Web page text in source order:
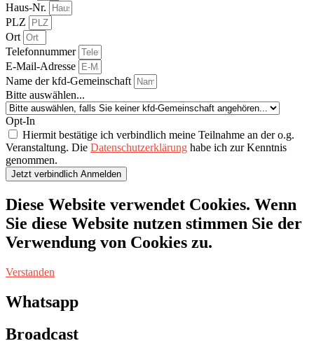
Haus-Nr.
PLZ
Ort
Telefonnummer
E-Mail-Adresse
Name der kfd-Gemeinschaft
Bitte auswählen...
Opt-In
Hiermit bestätige ich verbindlich meine Teilnahme an der o.g.
Veranstaltung. Die Datenschutzerklärung habe ich zur Kenntnis
genommen.
Jetzt verbindlich Anmelden
Diese Website verwendet Cookies. Wenn
Sie diese Website nutzen stimmen Sie der
Verwendung von Cookies zu.
Verstanden
Whatsapp
Broadcast